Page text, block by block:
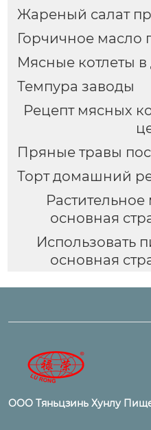
Жареный салат
Горчичное масло
Мясные котлеты в
Темпура заводы
Рецепт мясных
Пряные травы
Торт домашний
основная
Использовать
основная
ООО Тяньцзинь Хунлу